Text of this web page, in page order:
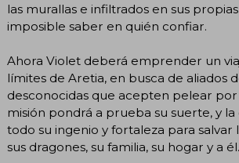
las murallas e infiltrados en sus propias
imposible saber en quién confiar.
Ahora Violet deberá emprender un
límites de Aretia, en busca de aliados
desconocidas que acepten pelear por
misión pondrá a prueba su suerte, y la
todo su ingenio y fortaleza para salvar
sus dragones, su familia, su hogar y a él.